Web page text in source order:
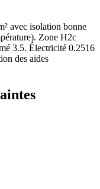
avec isolation bonne
). Zone H2c
3.5. Électricité 0.2516
des aides